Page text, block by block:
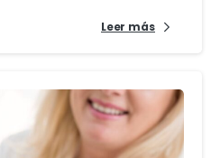
Leer más